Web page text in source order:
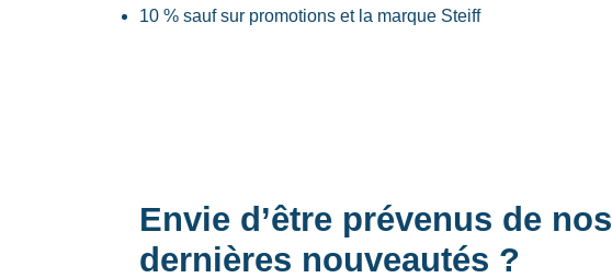
10 % sauf sur promotions et la marque Steiff
Envie d’être prévenus de nos
dernières nouveautés ?